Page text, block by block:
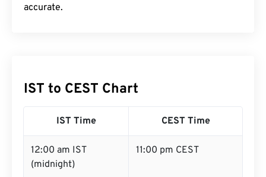
accurate.
IST to CEST Chart
IST Time CEST Time
12:00 am IST
(midnight)
11:00 pm CEST